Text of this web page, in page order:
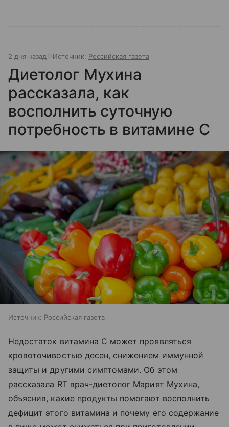
2 дня назад Источник: Российская газета
Диетолог Мухина
рассказала, как
восполнить суточную
потребность в витамине C
Источник: Российская газета
Недостаток витамина C может проявляться
кровоточивостью десен, снижением иммунной
защиты и другими симптомами. Об этом
рассказала RT врач-диетолог Марият Мухина,
объяснив, какие продукты помогают восполнить
дефицит этого витамина и почему его содержание